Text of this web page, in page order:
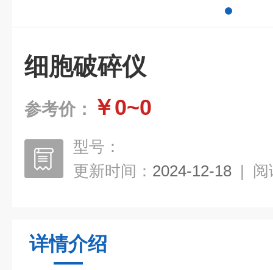
细胞破碎仪
参考价： ￥0~0
型号：
更新时间： 2024-12-18 | 阅
详情介绍